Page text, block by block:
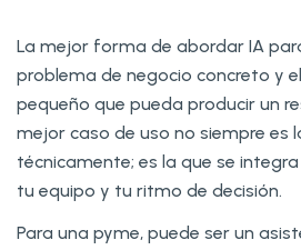
La mejor forma de abordar IA
problema de negocio concreto y
pequeño que pueda producir un
mejor caso de uso no siempre es
técnicamente; es la que se
tu equipo y tu ritmo de decisión.
Para una pyme, puede ser un